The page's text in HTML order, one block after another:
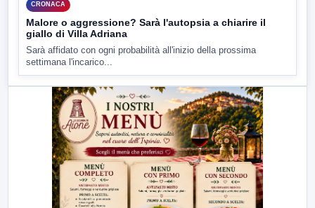
CRONACA
Malore o aggressione? Sarà l'autopsia a chiarire il
giallo di Villa Adriana
Sarà affidato con ogni probabilità all'inizio della prossima
settimana l'incarico...